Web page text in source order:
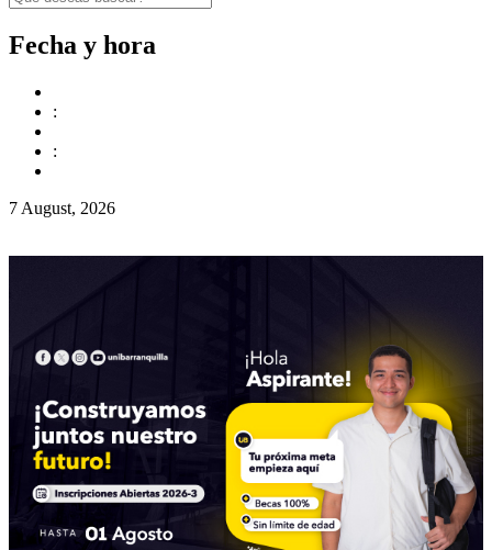
Fecha y hora
:
:
7 August, 2026